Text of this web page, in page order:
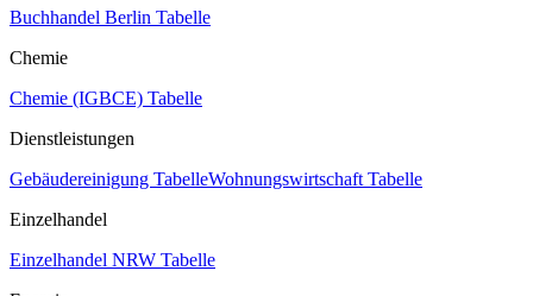
Buchhandel Berlin Tabelle
Chemie
Chemie (IGBCE) Tabelle
Dienstleistungen
Gebäudereinigung TabelleWohnungswirtschaft Tabelle
Einzelhandel
Einzelhandel NRW Tabelle